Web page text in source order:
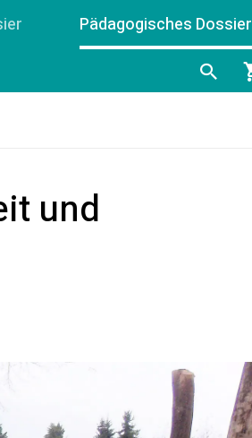
Pädagogisches Dossier
und